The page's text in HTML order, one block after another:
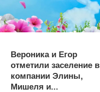
Вероника и Егор
отметили заселение в
компании Элины,
Мишеля и...